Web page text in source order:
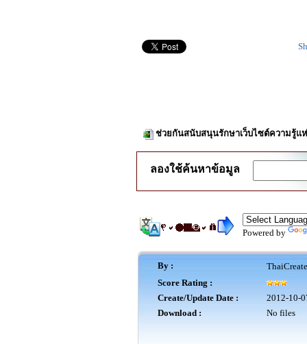
ช่วยกันสนับสนุนรักษาเว็บไซต์ความรู้แ
ลองใช้ค้นหาข้อมูล
Powered by
By :
Score Rating :
Create/Update Date :
2012-10-
Download :
No files